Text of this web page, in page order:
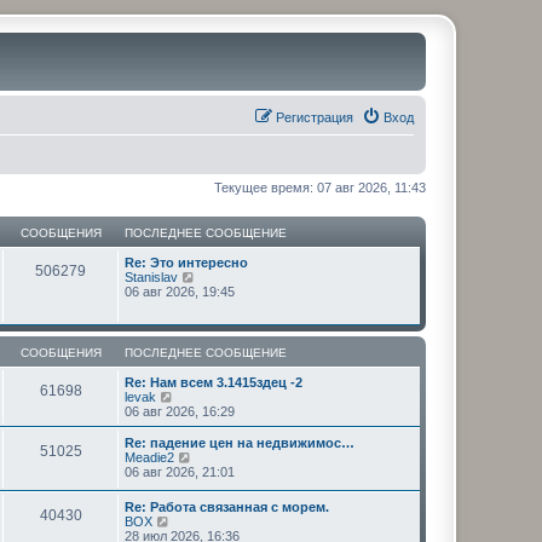
Вход
Регистрация
Текущее время: 07 авг 2026, 11:43
СООБЩЕНИЯ ПОСЛЕДНЕЕ СООБЩЕНИЕ
506279
Re: Это интересно
Stanislav
й
т
к
п
с
е
н
е
м
с
06 авг 2026, 19:45
СООБЩЕНИЯ ПОСЛЕДНЕЕ СООБЩЕНИЕ
61698
Re: Нам всем 3.1415здец -2
levak
е
р
е
й
т
п
06 авг 2026, 16:29
51025
Re: падение цен на недвижимос…
Meadie2
е
й
т
06 авг 2026, 21:01
40430
Re: Работа связанная с морем.
BOX
е
28 июл 2026, 16:36